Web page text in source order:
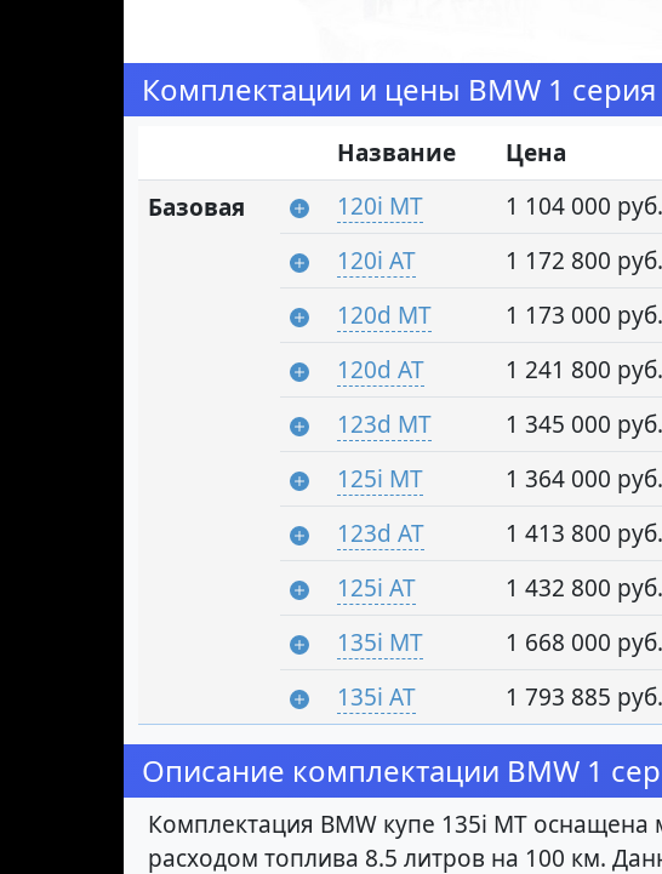
Комплектации и цены BMW 1 серия
Название Цена
Базовая
120i MT 1 104 000 руб.
120i AT
1 172 800 руб.
120d MT
1 173 000 руб.
120d AT
1 241 800 руб.
123d MT
1 345 000 руб.
125i MT
1 364 000 руб.
123d AT
1 413 800 руб.
125i AT
1 432 800 руб.
135i MT
1 668 000 руб.
135i AT
1 793 885 руб.
Описание комплектации BMW 1
Комплектация BMW купе 135i MT
расходом топлива 8.5 литров на 100 км.